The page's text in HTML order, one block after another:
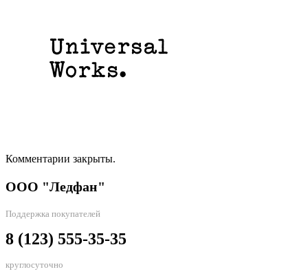
Комментарии закрыты.
ООО "Ледфан"
Поддержка покупателей
8 (123) 555-35-35
круглосуточно